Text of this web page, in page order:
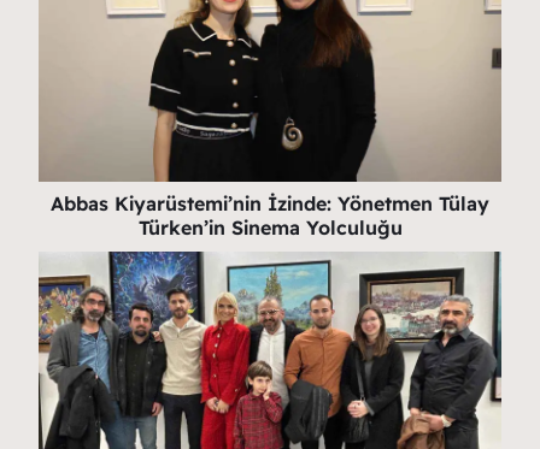
Abbas Kiyarüstemi’nin İzinde: Yönetmen Tülay
Türken’in Sinema Yolculuğu